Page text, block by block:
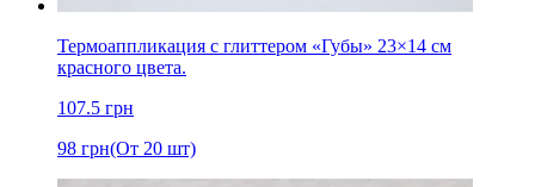
Термоаппликация с глиттером «Губы» 23×14 см
красного цвета.
107.5 грн
98 грн(От 20 шт)